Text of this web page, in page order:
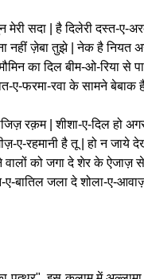
मेरी सदा | है दिलेरी दस्त-ए-
नहीं ज़ेबा तुझे | नेक है नियत
का दिल बीम-ओ-रिया से
ए-फरमा-रवा के सामने बेबाक
रक़म | शीशा-ए-दिल हो
ए-रहमानी है तू | हो न जाये
वालों को जगा दे शेर के ऐजाज़ से
ए-बातिल जला दे शोला-ए-